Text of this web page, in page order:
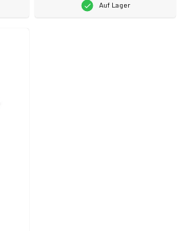
Auf Lager